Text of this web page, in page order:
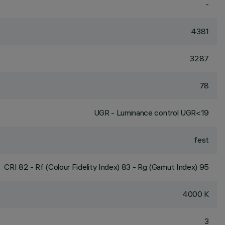
-
4381
3287
78
UGR - Luminance control UGR<19
fest
CRI 82 - Rf (Colour Fidelity Index) 83 - Rg (Gamut Index) 95
4000 K
3